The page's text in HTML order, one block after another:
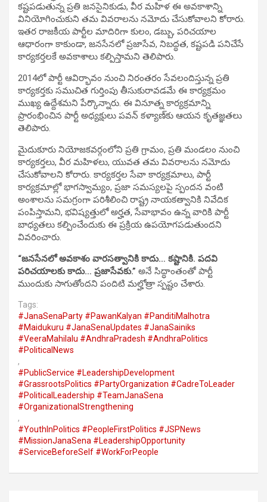
కష్టపడుతున్న ప్రతి జనసైనికుడు, వీర మహిళ ఈ అవకాశాన్ని
వినియోగించుకుని తమ వివరాలను నమోదు చేసుకోవాలని కోరారు.
ఇతర రాజకీయ పార్టీల మాదిరిగా కులం, డబ్బు, పరిచయాల
ఆధారంగా కాకుండా, జనసేనలో ప్రజాసేవ, నిబద్ధత, కష్టపడి పనిచేసే
కార్యకర్తలకే అవకాశాలు కల్పిస్తామని తెలిపారు.
2014లో పార్టీ ఆవిర్భావం నుంచి నిరంతరం సేవలందిస్తున్న ప్రతి
కార్యకర్తకు సముచిత గుర్తింపు తీసుకురావడమే ఈ కార్యక్రమం
ముఖ్య ఉద్దేశమని పేర్కొన్నారు. ఈ వినూత్న కార్యక్రమాన్ని
ప్రారంభించిన పార్టీ అధ్యక్షులు పవన్ కళ్యాణ్‌కు ఆయన కృతజ్ఞతలు
తెలిపారు.
మైదుకూరు నియోజకవర్గంలోని ప్రతి గ్రామం, ప్రతి మండలం నుంచి
కార్యకర్తలు, వీర మహిళలు, యువత తమ వివరాలను నమోదు
చేసుకోవాలని కోరారు. కార్యకర్తల సేవా కార్యక్రమాలు, పార్టీ
కార్యక్రమాల్లో భాగస్వామ్యం, ప్రజా సమస్యలపై స్పందన వంటి
అంశాలను సమగ్రంగా పరిశీలించి రాష్ట్ర నాయకత్వానికి నివేదిక
పంపిస్తామని, భవిష్యత్తులో అర్హత, సేవాభావం ఉన్న వారికి పార్టీ
బాధ్యతలు కల్పించేందుకు ఈ ప్రక్రియ ఉపయోగపడుతుందని
వివరించారు.
“జనసేనలో అవకాశం వారసత్వానికి కాదు… కష్టానికి. పదవి
పరిచయాలకు కాదు… ప్రజాసేవకు.” అనే సిద్ధాంతంతో పార్టీ
ముందుకు సాగుతోందని పందిటి మల్హోత్రా స్పష్టం చేశారు.
Tags:
#JanaSenaParty #PawanKalyan #PanditiMalhotra
#Maidukuru #JanaSenaUpdates #JanaSainiks
#VeeraMahilalu #AndhraPradesh #AndhraPolitics
#PoliticalNews
,
#PublicService #LeadershipDevelopment
#GrassrootsPolitics #PartyOrganization #CadreToLeader
#PoliticalLeadership #TeamJanaSena
#OrganizationalStrengthening
,
#YouthInPolitics #PeopleFirstPolitics #JSPNews
#MissionJanaSena #LeadershipOpportunity
#ServiceBeforeSelf #WorkForPeople